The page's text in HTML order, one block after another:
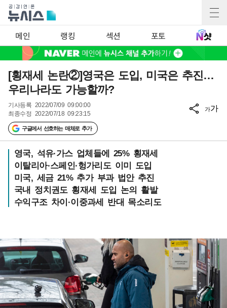
메인 랭킹 섹션 포토
[횡재세 논란②]영국은 도입, 미국은 추진…
우리나라도 가능할까?
기사등록 2022/07/09 09:00:00
최종수정 2022/07/18 09:23:15
구글에서 선호하는 매체로 추가
가가
영국, 석유·가스 업체들에 25% 횡재세
이탈리아·스페인·헝가리도 이미 도입
미국, 세금 21% 추가 부과 법안 추진
국내 정치권도 횡재세 도입 논의 활발
수익구조 차이·이중과세 반대 목소리도